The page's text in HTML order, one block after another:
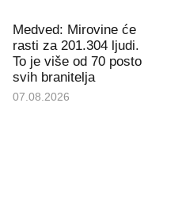
Medved: Mirovine će
rasti za 201.304 ljudi.
To je više od 70 posto
svih branitelja
07.08.2026